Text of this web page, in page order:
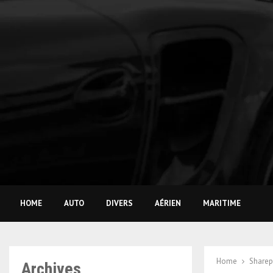
HOME AUTO DIVERS AÉRIEN MARITIME
Home